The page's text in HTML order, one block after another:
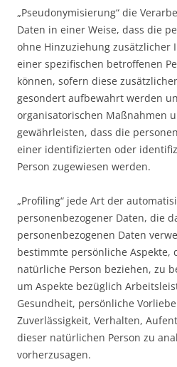
„Pseudonymisierung“ die
Daten in einer Weise, dass die
ohne Hinzuziehung
einer spezifischen betroffenen
können, sofern diese
gesondert aufbewahrt werden
organisatorischen Maßnahmen
gewährleisten, dass die
einer identifizierten oder
Person zugewiesen werden.
„Profiling“ jede Art der
personenbezogener Daten, die
personenbezogenen Daten
bestimmte persönliche Aspekte,
natürliche Person beziehen, zu
um Aspekte bezüglich
Gesundheit, persönliche
Zuverlässigkeit, Verhalten,
dieser natürlichen Person zu
vorherzusagen.